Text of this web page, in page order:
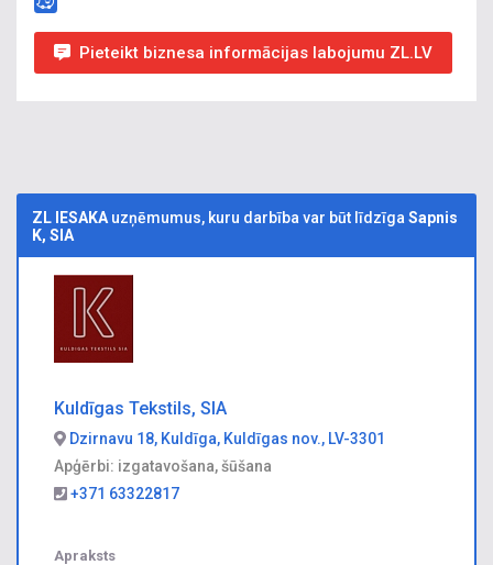
Pieteikt biznesa informācijas labojumu ZL.LV
ZL IESAKA uzņēmumus, kuru darbība var būt līdzīga Sapnis
K, SIA
Kuldīgas Tekstils, SIA
Dzirnavu 18, Kuldīga, Kuldīgas nov., LV-3301
Apģērbi: izgatavošana, šūšana
+371 63322817
Apraksts